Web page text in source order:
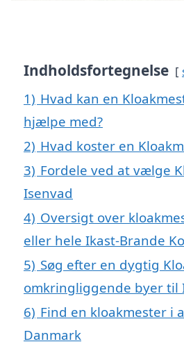
Indholdsfortegnelse
1) Hvad kan en
hjælpe med?
2) Hvad koster en
3) Fordele ved at vælge
Isenvad
4) Oversigt over
eller hele Ikast-Brande
5) Søg efter en dygtig
omkringliggende byer til
6) Find en kloakmester i
Danmark